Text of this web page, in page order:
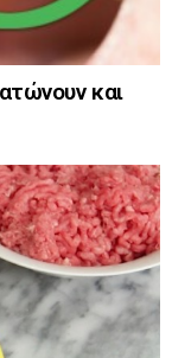
και